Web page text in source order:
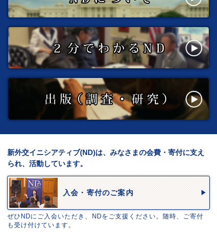
新外交イニシアティブ(ND)は、みなさまの会費・寄付に支え
られ、活動しています。
入会・寄付のご案内
ぜひNDにご入会いただき、NDをご支援ください。随時、ご寄付
も受け付けています。